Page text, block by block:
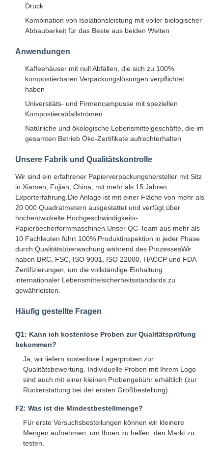
Produkte
Qualitätskont
Neuigkeiten
Plaudern Sie
Jetzt
Papierkaffeetasse
Eiscreme-Papier-Schale
Wegwerf-PAPIERschüssel
Papiersuppenbecher
Druck
Kombination von Isolationsleistung mit voller biologischer
Abbaubarkeit für das Beste aus beiden Welten
Anwendungen
Kaffeehäuser mit null Abfällen, die sich zu 100%
kompostierbaren Verpackungslösungen verpflichtet
haben
Universitäts- und Firmencampusse mit speziellen
Kompostierabfallströmen
Natürliche und ökologische Lebensmittelgeschäfte, die im
gesamten Betrieb Öko-Zertifikate aufrechterhalten
Unsere Fabrik und Qualitätskontrolle
Wir sind ein erfahrener Papierverpackungshersteller mit Sitz
in Xiamen, Fujian, China, mit mehr als 15 Jahren
Exporterfahrung.Die Anlage ist mit einer Fläche von mehr als
20 000 Quadratmetern ausgestattet und verfügt über
hochentwickelte Hochgeschwindigkeits-
Papierbecherformmaschinen.Unser QC-Team aus mehr als
10 Fachleuten führt 100% Produktinspektion in jeder Phase
durch:Qualitätsüberwachung während des ProzessesWir
haben BRC, FSC, ISO 9001, ISO 22000, HACCP und FDA-
Zertifizierungen, um die vollständige Einhaltung
internationaler Lebensmittelsicherheitsstandards zu
gewährleisten.
Häufig gestellte Fragen
Q1: Kann ich kostenlose Proben zur Qualitätsprüfung
bekommen?
Ja, wir liefern kostenlose Lagerproben zur
Qualitätsbewertung. Individuelle Proben mit Ihrem Logo
sind auch mit einer kleinen Probengebühr erhältlich (zur
Rückerstattung bei der ersten Großbestellung).
F2: Was ist die Mindestbestellmenge?
Für erste Versuchsbestellungen können wir kleinere
Mengen aufnehmen, um Ihnen zu helfen, den Markt zu
testen.